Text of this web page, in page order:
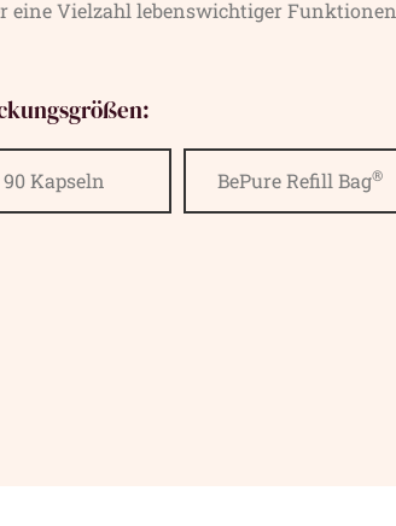
eine Vielzahl lebenswichtiger Funktionen
90 Kapseln BePure Refill Bag®